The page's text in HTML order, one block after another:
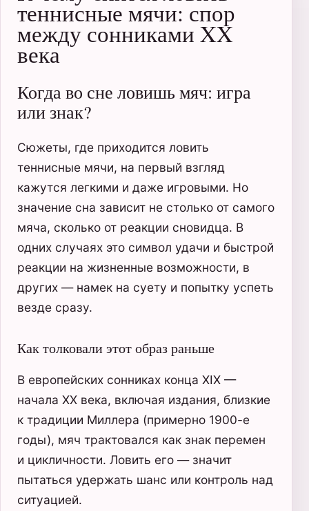
теннисные мячи: спор
между сонниками XX
века
Когда во сне ловишь мяч: игра
или знак?
Сюжеты, где приходится ловить
теннисные мячи, на первый взгляд
кажутся легкими и даже игровыми. Но
значение сна зависит не столько от самого
мяча, сколько от реакции сновидца. В
одних случаях это символ удачи и быстрой
реакции на жизненные возможности, в
других — намек на суету и попытку успеть
везде сразу.
Как толковали этот образ раньше
В европейских сонниках конца XIX —
начала XX века, включая издания, близкие
к традиции Миллера (примерно 1900-е
годы), мяч трактовался как знак перемен
и цикличности. Ловить его — значит
пытаться удержать шанс или контроль над
ситуацией.